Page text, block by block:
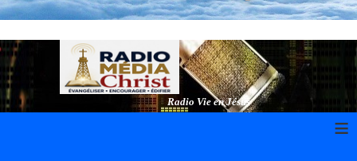
Radio Vie en Jésus
≡